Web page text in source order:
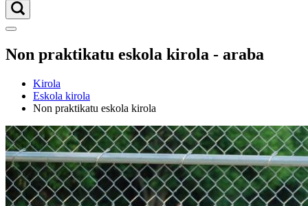
Non praktikatu eskola kirola - araba
Kirola
Eskola kirola
Non praktikatu eskola kirola